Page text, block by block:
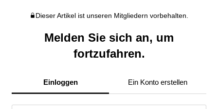
Dieser Artikel ist unseren Mitgliedern vorbehalten.
Melden Sie sich an, um
fortzufahren.
Einloggen Ein Konto erstellen